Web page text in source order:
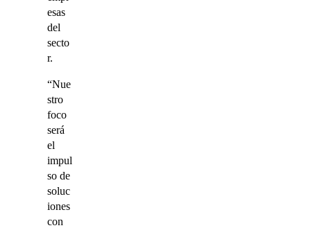
esas
del
secto
r.
“Nue
stro
foco
será
el
impul
so de
soluc
iones
con